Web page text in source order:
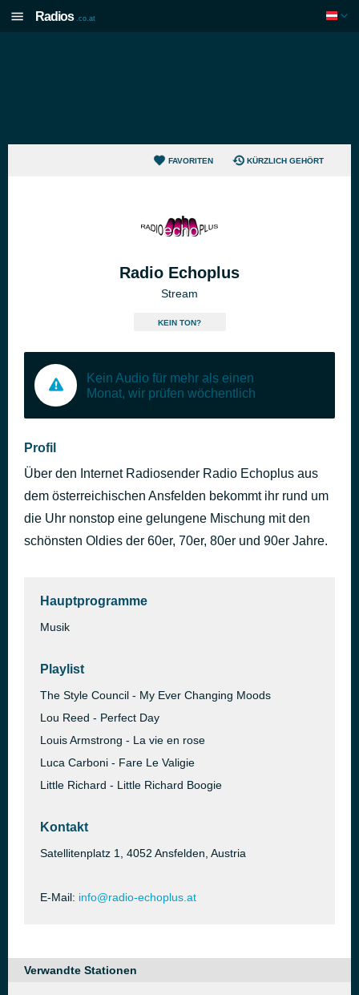
Radios .co.at
FAVORITEN KÜRZLICH GEHÖRT
Radio Echoplus
Stream
KEIN TON?
Kein Audio für mehr als einen
Monat, wir prüfen wöchentlich
Profil
Über den Internet Radiosender Radio Echoplus aus
dem österreichischen Ansfelden bekommt ihr rund um
die Uhr nonstop eine gelungene Mischung mit den
schönsten Oldies der 60er, 70er, 80er und 90er Jahre.
Hauptprogramme
Musik
Playlist
The Style Council - My Ever Changing Moods
Lou Reed - Perfect Day
Louis Armstrong - La vie en rose
Luca Carboni - Fare Le Valigie
Little Richard - Little Richard Boogie
Kontakt
Satellitenplatz 1, 4052 Ansfelden, Austria
E-Mail: info@radio-echoplus.at
Verwandte Stationen